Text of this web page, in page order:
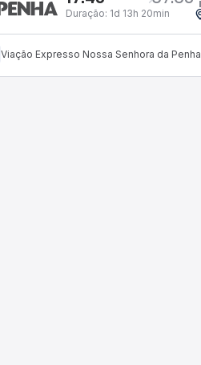
Duração: 1d 13h 20min
Viação Expresso Nossa Senhora da Penha